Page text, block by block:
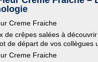
Creme Fraiche
de crêpes salées à
de départ de vos collègues
Creme Fraiche